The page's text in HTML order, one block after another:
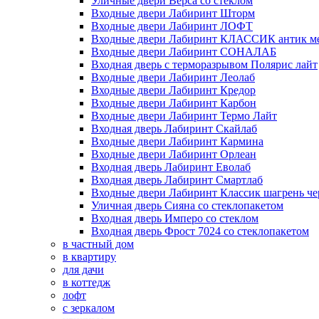
Входные двери Лабиринт Шторм
Входные двери Лабиринт ЛОФТ
Входные двери Лабиринт КЛАССИК антик
Входные двери Лабиринт СОНАЛАБ
Входная дверь с терморазрывом Полярис лайт
Входные двери Лабиринт Леолаб
Входные двери Лабиринт Кредор
Входные двери Лабиринт Карбон
Входные двери Лабиринт Термо Лайт
Входная дверь Лабиринт Скайлаб
Входные двери Лабиринт Кармина
Входные двери Лабиринт Орлеан
Входная дверь Лабиринт Еволаб
Входная дверь Лабиринт Смартлаб
Входные двери Лабиринт Классик шагрень
Уличная дверь Сияна со стеклопакетом
Входная дверь Имперо со стеклом
Входная дверь Фрост 7024 со стеклопакетом
в частный дом
в квартиру
для дачи
в коттедж
лофт
с зеркалом